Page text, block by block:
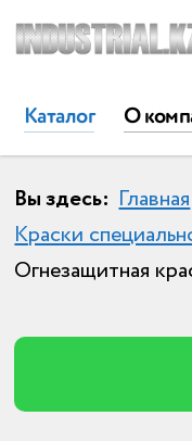
Каталог О
Вы здесь: Главная
Краски
Огнезащитная